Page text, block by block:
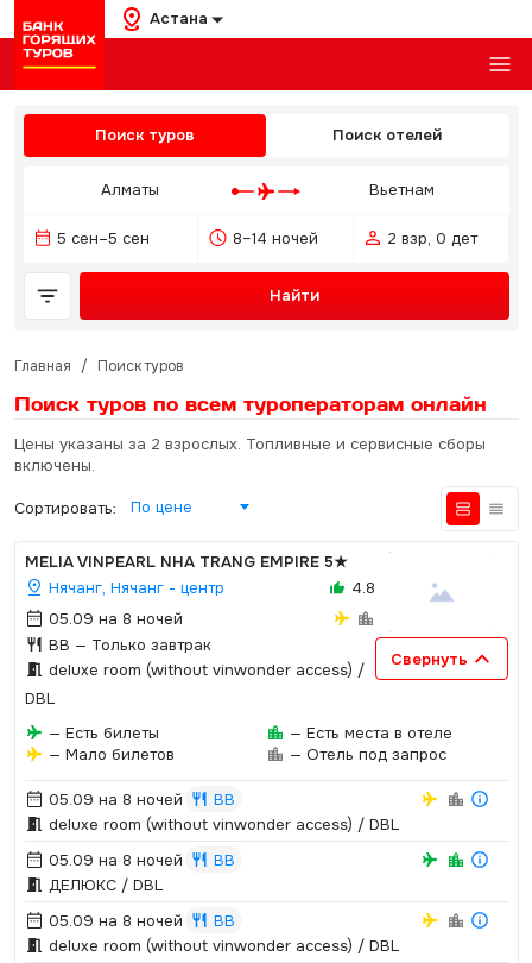
Астана
Поиск туров Поиск отелей
Алматы Вьетнам
5 сен–5 сен 8–14 ночей 2 взр, 0 дет
Найти
Главная / Поиск туров
Поиск туров по всем туроператорам онлайн
Цены указаны за 2 взрослых. Топливные и сервисные сборы
включены.
Сортировать: По цене
MELIA VINPEARL NHA TRANG EMPIRE 5★
Нячанг, Нячанг - центр
05.09 на 8 ночей
BB — Только завтрак
4.8
deluxe room (without vinwonder access) /
DBL
Свернуть
— Есть билеты
— Мало билетов
— Есть места в отеле
— Отель под запрос
05.09 на 8 ночей
BB
deluxe room (without vinwonder access) / DBL
05.09 на 8 ночей
BB
ДЕЛЮКС / DBL
05.09 на 8 ночей
BB
deluxe room (without vinwonder access) / DBL